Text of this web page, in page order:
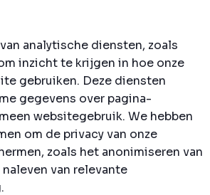
analytische diensten, zoals
inzicht te krijgen in hoe onze
gebruiken. Deze diensten
gegevens over pagina-
websitegebruik. We hebben
om de privacy van onze
zoals het anonimiseren van
van relevante